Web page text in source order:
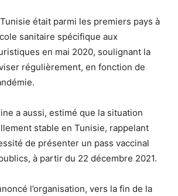
était parmi les premiers pays à
sanitaire spécifique aux
en mai 2020, soulignant la
régulièrement, en fonction de
a aussi, estimé que la situation
stable en Tunisie, rappelant
de présenter un pass vaccinal
à partir du 22 décembre 2021.
l’organisation, vers la fin de la